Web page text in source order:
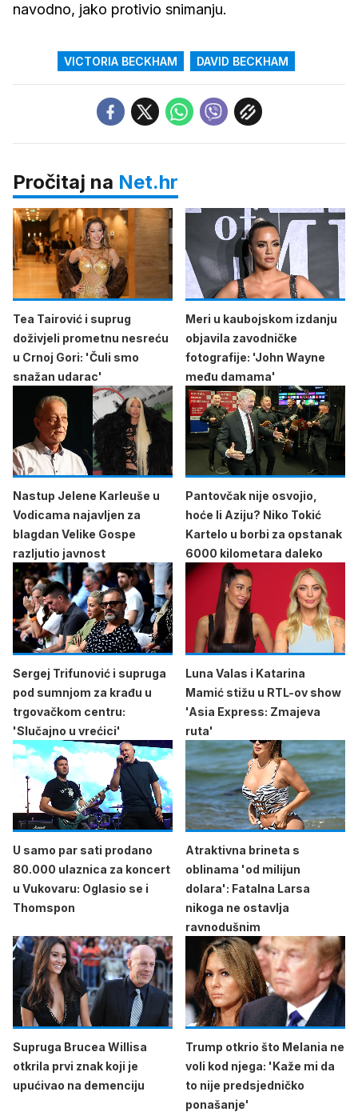
navodno, jako protivio snimanju.
VICTORIA BECKHAM DAVID BECKHAM
Pročitaj na Net.hr
Tea Tairović i suprug
doživjeli prometnu nesreću
u Crnoj Gori: 'Čuli smo
snažan udarac'
Meri u kaubojskom izdanju
objavila zavodničke
fotografije: 'John Wayne
među damama'
Nastup Jelene Karleuše u
Vodicama najavljen za
blagdan Velike Gospe
razljutio javnost
Pantovčak nije osvojio,
hoće li Aziju? Niko Tokić
Kartelo u borbi za opstanak
6000 kilometara daleko
Sergej Trifunović i supruga
pod sumnjom za krađu u
trgovačkom centru:
'Slučajno u vrećici'
Luna Valas i Katarina
Mamić stižu u RTL-ov show
'Asia Express: Zmajeva
ruta'
U samo par sati prodano
80.000 ulaznica za koncert
u Vukovaru: Oglasio se i
Thomspon
Atraktivna brineta s
oblinama 'od milijun
dolara': Fatalna Larsa
nikoga ne ostavlja
ravnodušnim
Supruga Brucea Willisa
otkrila prvi znak koji je
upućivao na demenciju
Trump otkrio što Melania ne
voli kod njega: 'Kaže mi da
to nije predsjedničko
ponašanje'